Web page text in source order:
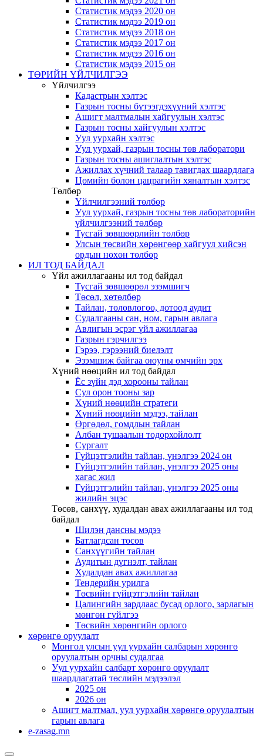
Статистик мэдээ 2020 он
Статистик мэдээ 2019 он
Статистик мэдээ 2018 он
Статистик мэдээ 2017 он
Статистик мэдээ 2016 он
Статистик мэдээ 2015 он
ТӨРИЙН ҮЙЛЧИЛГЭЭ
Үйлчилгээ
Кадастрын хэлтэс
Газрын тосны бүтээгдэхүүний хэлтэс
Ашигт малтмалын хайгуулын хэлтэс
Газрын тосны хайгуулын хэлтэс
Уул уурхайн хэлтэс
Уул уурхай, газрын тосны төв лаборатори
Газрын тосны ашиглалтын хэлтэс
Ажиллах хүчний талаар тавигдах шаардлага
Цөмийн болон цацрагийн хяналтын хэлтэс
Төлбөр
Үйлчилгээний төлбөр
Уул уурхай, газрын тосны төв лабораторийн
үйлчилгээний төлбөр
Тусгай зөвшөөрлийн төлбөр
Улсын төсвийн хөрөнгөөр хайгуул хийсэн
ордын нөхөн төлбөр
ИЛ ТОД БАЙДАЛ
Үйл ажиллагааны ил тод байдал
Тусгай зөвшөөрөл эзэмшигч
Төсөл, хөтөлбөр
Тайлан, төлөвлөгөө, дотоод аудит
Судалгааны сан, ном, гарын авлага
Авлигын эсрэг үйл ажиллагаа
Газрын гэрчилгээ
Гэрээ, гэрээний биелэлт
Эзэмшиж байгаа оюуны өмчийн эрх
Хүний нөөцийн ил тод байдал
Ёс зүйн дэд хорооны тайлан
Сул орон тооны зар
Хүний нөөцийн стратеги
Хүний нөөцийн мэдээ, тайлан
Өргөдөл, гомдлын тайлан
Албан тушаалын тодорхойлолт
Сургалт
Гүйцэтгэлийн тайлан, үнэлгээ 2024 он
Гүйцэтгэлийн тайлан, үнэлгээ 2025 оны
хагас жил
Гүйцэтгэлийн тайлан, үнэлгээ 2025 оны
жилийн эцэс
Төсөв, санхүү, худалдан авах ажиллагааны ил тод
байдал
Шилэн дансны мэдээ
Батлагдсан төсөв
Санхүүгийн тайлан
Аудитын дүгнэлт, тайлан
Худалдан авах ажиллагаа
Тендерийн урилга
Төсвийн гүйцэтгэлийн тайлан
Цалингийн зардлаас бусад орлого, зарлагын
мөнгөн гүйлгээ
Төсвийн хөрөнгийн орлого
хөрөнгө оруулалт
Монгол улсын уул уурхайн салбарын хөрөнгө
оруулалтын орчны судалгаа
Уул уурхайн салбарт хөрөнгө оруулалт
шаардлагатай төслийн мэдээлэл
2025 он
2026 он
Ашигт малтмал, уул уурхайн хөрөнгө оруулалтын
гарын авлага
e-zasag.mn